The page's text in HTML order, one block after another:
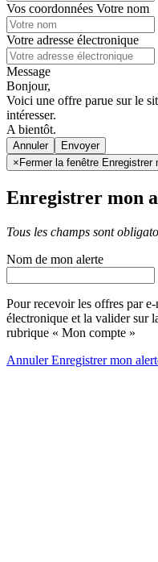
Vos coordonnées Votre nom
Votre adresse électronique
Message
Bonjour,
Voici une offre parue sur le
intéresser.
A bientôt.
Annuler
× Fermer la fenêtre Enregistrer
Enregistrer mon
Tous les champs sont
Nom de mon alerte
Pour recevoir les offres par
électronique et la valider sur
rubrique « Mon compte »
AnnulerEnregistrer mon